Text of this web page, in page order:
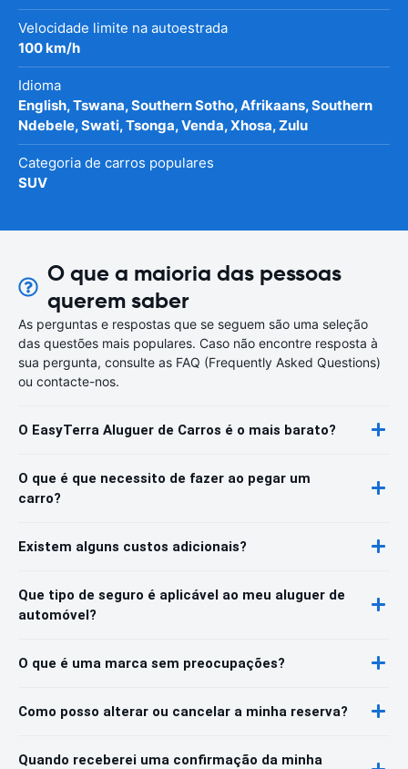
Velocidade limite na autoestrada
100 km/h
Idioma
English, Tswana, Southern Sotho, Afrikaans, Southern
Ndebele, Swati, Tsonga, Venda, Xhosa, Zulu
Categoria de carros populares
SUV
O que a maioria das pessoas
querem saber
As perguntas e respostas que se seguem são uma seleção
das questões mais populares. Caso não encontre resposta à
sua pergunta, consulte as FAQ (Frequently Asked Questions)
ou contacte-nos.
O EasyTerra Aluguer de Carros é o mais barato?
O que é que necessito de fazer ao pegar um
carro?
Existem alguns custos adicionais?
Que tipo de seguro é aplicável ao meu aluguer de
automóvel?
O que é uma marca sem preocupações?
Como posso alterar ou cancelar a minha reserva?
Quando receberei uma confirmação da minha